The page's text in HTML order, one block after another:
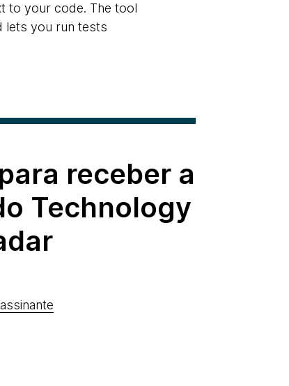
to your code. The tool
lets you run tests
receber a
Technology